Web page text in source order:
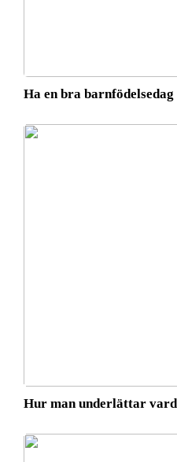
Ha en bra
Hur man underlättar